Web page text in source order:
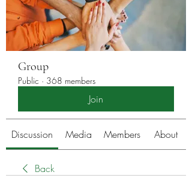
Group
Public · 368 members
Join
Discussion Media Members About
Back